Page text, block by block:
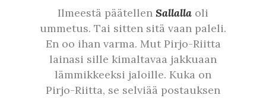
Ilmeestä päätellen Sallalla oli
ummetus. Tai sitten sitä vaan paleli.
En oo ihan varma. Mut Pirjo-Riitta
lainasi sille kimaltavaa jakkuaan
lämmikkeeksi jaloille. Kuka on
Pirjo-Riitta, se selviää postauksen